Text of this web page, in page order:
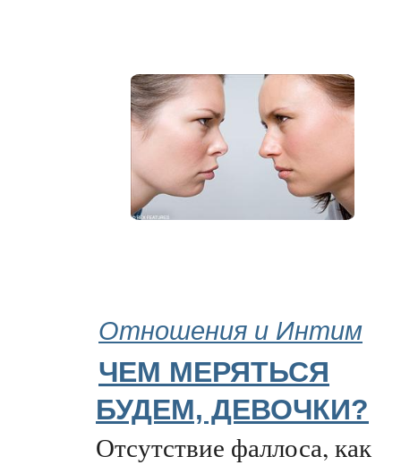
Отношения и Интим
ЧЕМ МЕРЯТЬСЯ
БУДЕМ, ДЕВОЧКИ?
Отсутствие фаллоса, как